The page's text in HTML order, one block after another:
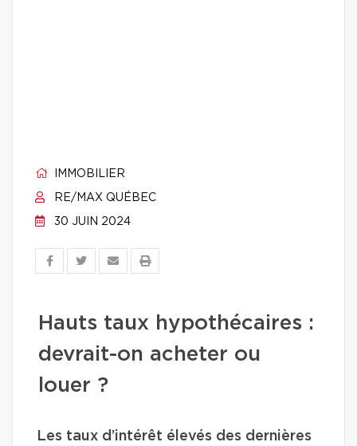
IMMOBILIER
RE/MAX QUÉBEC
30 JUIN 2024
Hauts taux hypothécaires :
devrait-on acheter ou
louer ?
Les taux d’intérêt élevés des dernières